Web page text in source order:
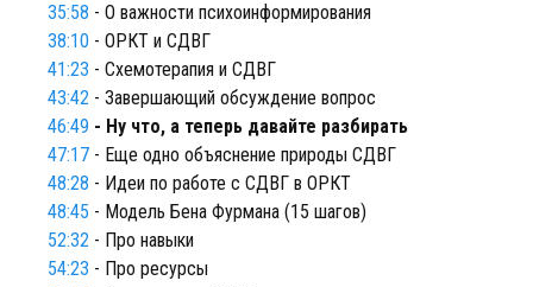
35:58 - О важности психоинформирования
38:10 - ОРКТ и СДВГ
41:23 - Схемотерапия и СДВГ
43:42 - Завершающий обсуждение вопрос
46:49 - Ну что, а теперь давайте разбирать
47:17 - Еще одно объяснение природы СДВГ
48:28 - Идеи по работе с СДВГ в ОРКТ
48:45 - Модель Бена Фурмана (15 шагов)
52:32 - Про навыки
54:23 - Про ресурсы